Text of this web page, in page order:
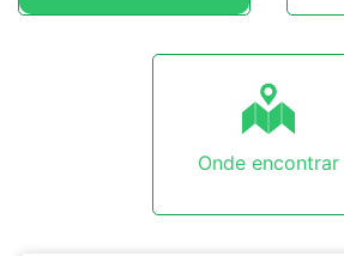
Onde encontrar